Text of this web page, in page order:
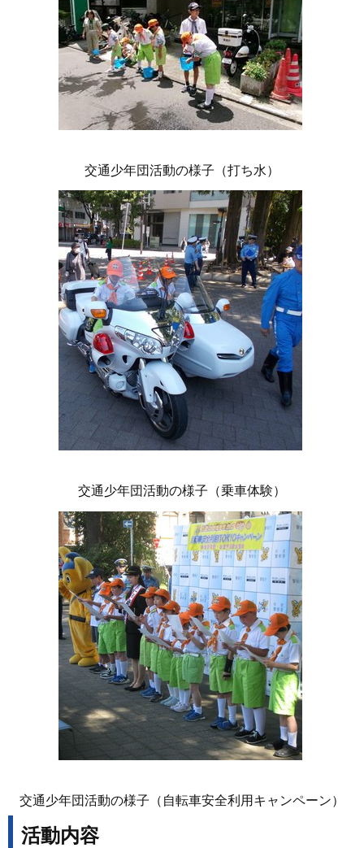
交通少年団活動の様子（打ち水）
交通少年団活動の様子（乗車体験）
交通少年団活動の様子（自転車安全利用キャンペーン）
活動内容